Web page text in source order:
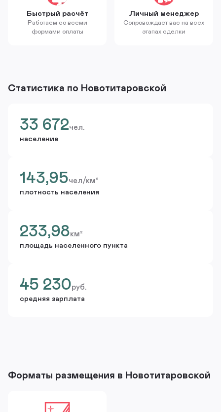
Быстрый расчёт
Работаем со всеми
формами оплаты
Личный менеджер
Сопровождает вас на всех
этапах сделки
Статистика по Новотитаровской
33 672чел.
население
143,95чел/км²
плотность населения
233,98км²
площадь населенного пункта
45 230руб.
средняя зарплата
Форматы размещения в Новотитаровской